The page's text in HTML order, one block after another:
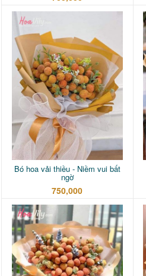
Bó hoa vải thiều - Niềm vui bất
ngờ
750,000